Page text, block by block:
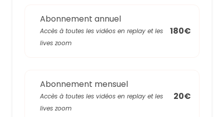
Abonnement annuel
Accès à toutes les vidéos en replay et les
lives zoom
180€
Abonnement mensuel
Accès à toutes les vidéos en replay et les
lives zoom
20€